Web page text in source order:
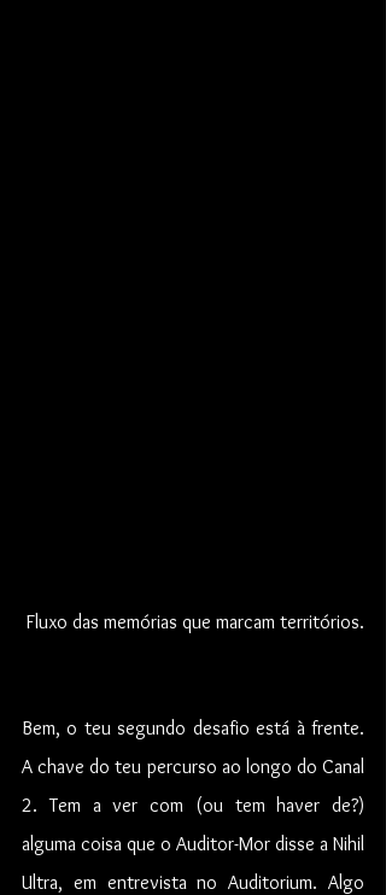
Fluxo das memórias que marcam territórios.
Bem, o teu segundo desafio está à frente.
A chave do teu percurso ao longo do Canal
2. Tem a ver com (ou tem haver de?)
alguma coisa que o Auditor-Mor disse a Nihil
Ultra, em entrevista no Auditorium. Algo